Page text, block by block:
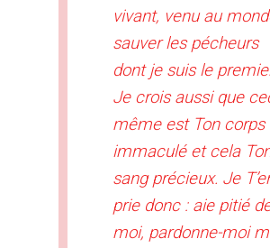
vivant, venu au
sauver les pécheurs
dont je suis le
Je crois aussi que
même est Ton corps
immaculé et cela
sang précieux. Je
prie donc : aie pitié
moi, pardonne-moi